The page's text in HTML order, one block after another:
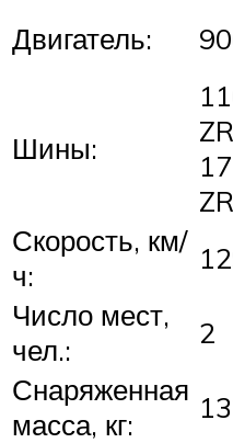
Двигатель:
Шины:
ZR
Скорость, км/
ч:
Число мест,
чел.:
2
Снаряженная
масса, кг: